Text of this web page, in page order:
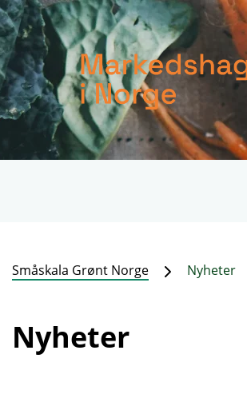
Småskala Grønt Norge Nyheter
Nyheter